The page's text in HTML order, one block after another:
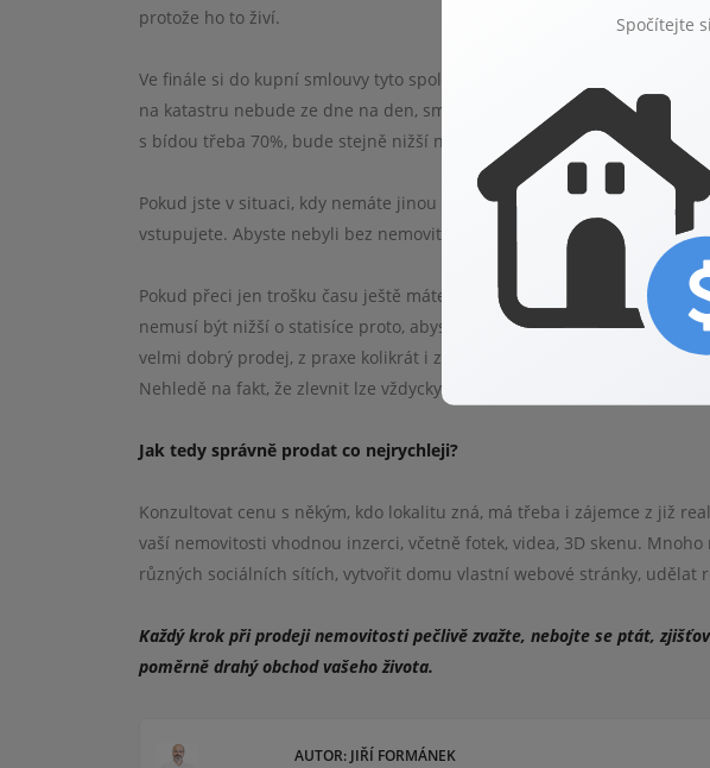
protože ho to živí.
Ve finále si do kupní smlouvy tyto společnosti nastaví podobná
na katastru nebude ze dne na den, smlouvy nebudou připraveny za 2
s bídou třeba 70%, bude stejně nižší než realita.
Pokud jste v situaci, kdy nemáte jinou volbu, zjistěte si alespoň
vstupujete. Abyste nebyli bez nemovitosti i bez peněz.
Pokud přeci jen trošku času ještě máte, obraťte se na renomovaného
nemusí být nižší o statisíce proto, abyste rychle prodali. Správně
velmi dobrý prodej, z praxe kolikrát i za vyšší prodejní cenu, než se
Nehledě na fakt, že zlevnit lze vždycky. Moc levné je často podezřelé.
Jak tedy správně prodat co nejrychleji?
Konzultovat cenu s někým, kdo lokalitu zná, má třeba i zájemce z již
vaší nemovitosti vhodnou inzerci, včetně fotek, videa, 3D skenu.
různých sociálních sítích, vytvořit domu vlastní webové stránky,
Každý krok při prodeji nemovitosti pečlivě zvažte, nebojte se ptát,
poměrně drahý obchod vašeho života.
AUTOR: JIŘÍ FORMÁNEK
Spočítejte